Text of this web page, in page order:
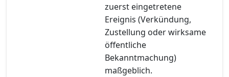
zuerst eingetretene
Ereignis (Verkündung,
Zustellung oder wirksame
öffentliche
Bekanntmachung)
maßgeblich.